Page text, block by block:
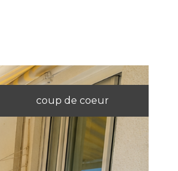
coup de coeur